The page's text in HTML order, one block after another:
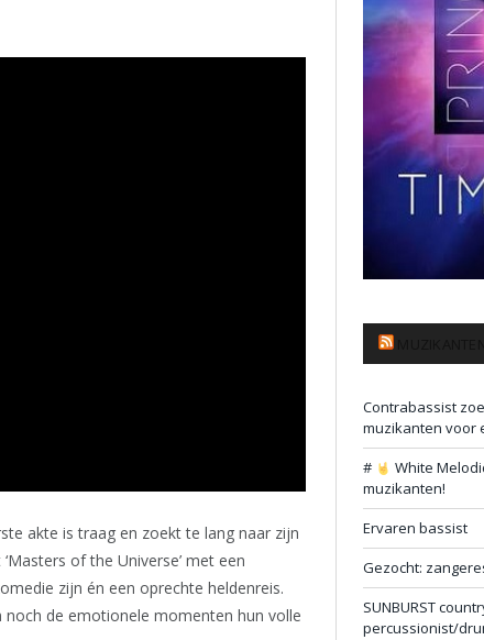
akte is traag en zoekt te lang naar zijn
of the Universe’ met een
zijn én een oprechte heldenreis.
de emotionele momenten hun volle
Contrabassist
muzikanten voor
#
White
muzikanten!
Ervaren bassist
Gezocht:
SUNBURST
percussionist/